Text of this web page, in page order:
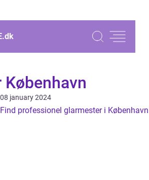
dk
08 january 2024
Find professionel glarmester i København